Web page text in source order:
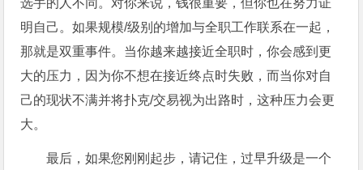
明自己。如果规模/级别的增加与全职工作联系在一起，
那就是双重事件。当你越来越接近全职时，你会感到更
大的压力，因为你不想在接近终点时失败，而当你对自
己的现状不满并将扑克/交易视为出路时，这种压力会更
大。
最后，如果您刚刚起步，请记住，过早升级是一个